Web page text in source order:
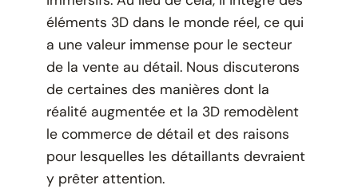
éléments 3D dans le monde réel, ce qui
a une valeur immense pour le secteur
de la vente au détail. Nous discuterons
de certaines des manières dont la
réalité augmentée et la 3D remodèlent
le commerce de détail et des raisons
pour lesquelles les détaillants devraient
y prêter attention.